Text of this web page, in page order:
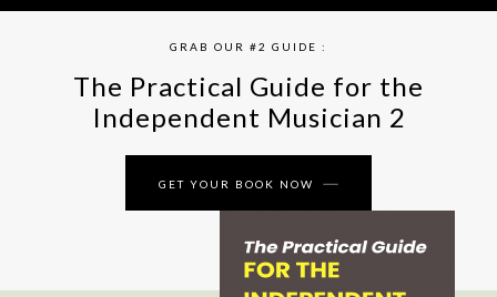
GRAB OUR #2 GUIDE :
The Practical Guide for the
Independent Musician 2
GET YOUR BOOK NOW